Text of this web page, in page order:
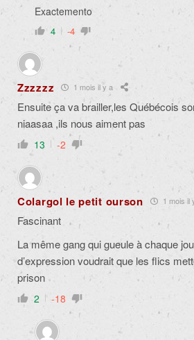
Exactemento
4 -4
Zzzzzz 1 mois il y a
Ensuite ça va brailler,les Québécois
niaasaa ,ils nous aiment pas
13 -2
Colargol le petit ourson 1 mois il
Fascinant
La même gang qui gueule à chaque
d’expression voudrait que les flics
prison
2 -18